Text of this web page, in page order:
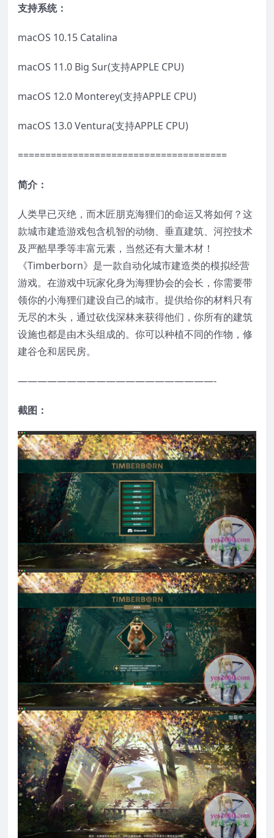
支持系统：
macOS 10.15 Catalina
macOS 11.0 Big Sur(支持APPLE CPU)
macOS 12.0 Monterey(支持APPLE CPU)
macOS 13.0 Ventura(支持APPLE CPU)
======================================
简介：
人类早已灭绝，而木匠朋克海狸们的命运又将如何？这
款城市建造游戏包含机智的动物、垂直建筑、河控技术
及严酷旱季等丰富元素，当然还有大量木材！
《Timberborn》是一款自动化城市建造类的模拟经营
游戏。在游戏中玩家化身为海狸协会的会长，你需要带
领你的小海狸们建设自己的城市。提供给你的材料只有
无尽的木头，通过砍伐深林来获得他们，你所有的建筑
设施也都是由木头组成的。你可以种植不同的作物，修
建谷仓和居民房。
————————————————————-
截图：